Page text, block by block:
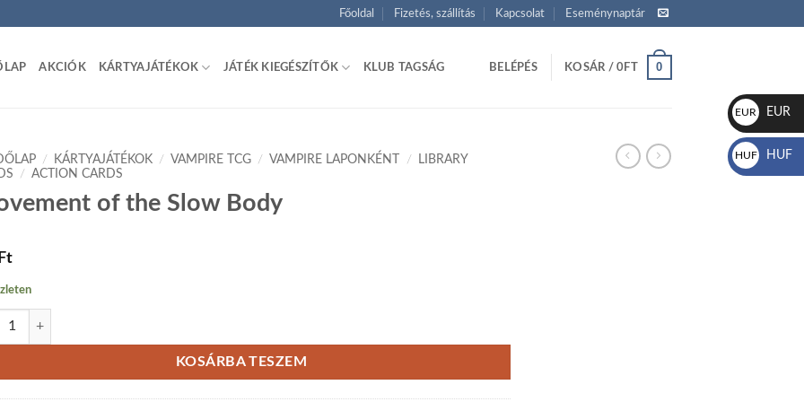
Főoldal Fizetés, szállítás Kapcsolat Eseménynaptár
AKCIÓK KÁRTYAJÁTÉKOK JÁTÉK KIEGÉSZÍTŐK KLUB TAGSÁG BELÉPÉS KOSÁR /0FT 0
/ KÁRTYAJÁTÉKOK / VAMPIRE TCG / VAMPIRE LAPONKÉNT /
LIBRARY
/ ACTION CARDS
of the Slow Body
Ft
of the Slow Body mennyiség
KOSÁRBA TESZEM
EUR
€
EUR
HUF
Ft
HUF